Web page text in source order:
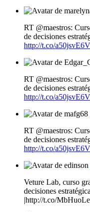
RT @maestros:
de decisiones
http://t.co/
RT @maestros:
de decisiones
http://t.co/
RT @maestros:
de decisiones
http://t.co/
Veture Lab, curso
decisiones
|http://t.co/